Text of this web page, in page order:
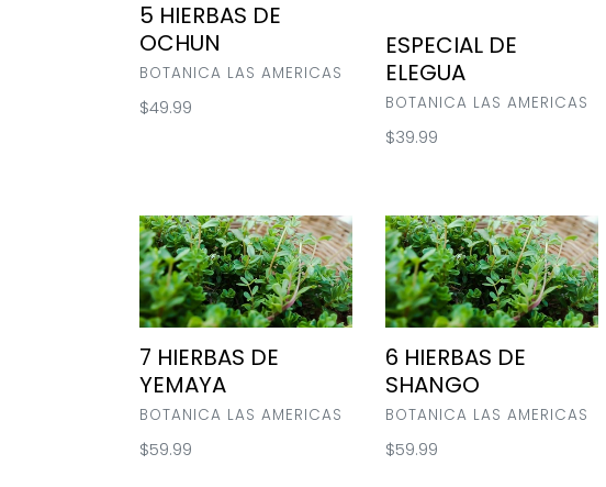
5 HIERBAS DE
OCHUN
VENDOR
BOTANICA LAS AMERICAS
Regular
$49.99
ESPECIAL DE
ELEGUA
VENDOR
BOTANICA LAS AMERICAS
Regular
$39.99
7
HIERBAS
DE
YEMAYA
7 HIERBAS DE
YEMAYA
VENDOR
BOTANICA LAS AMERICAS
Regular
$59.99
6
HIERBAS
DE
SHANGO
6 HIERBAS DE
SHANGO
VENDOR
BOTANICA LAS AMERICAS
Regular
$59.99